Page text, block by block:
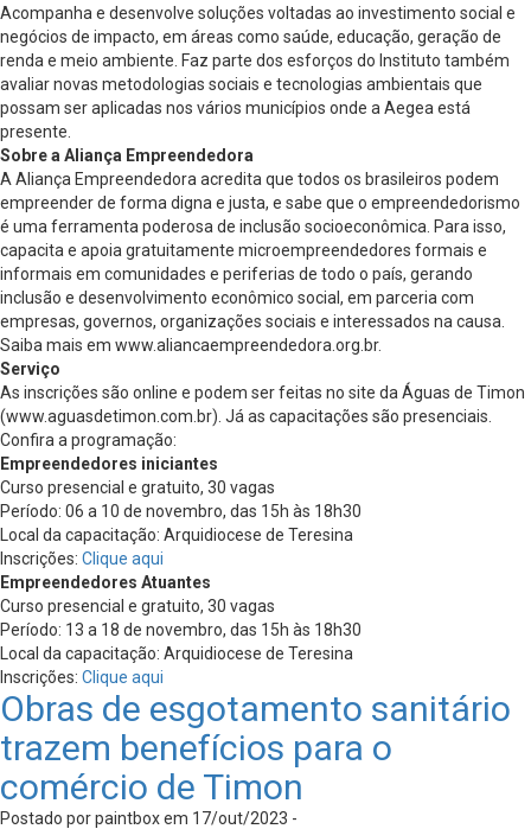
Acompanha e desenvolve soluções voltadas ao investimento social e
negócios de impacto, em áreas como saúde, educação, geração de
renda e meio ambiente. Faz parte dos esforços do Instituto também
avaliar novas metodologias sociais e tecnologias ambientais que
possam ser aplicadas nos vários municípios onde a Aegea está
presente.
Sobre a Aliança Empreendedora
A Aliança Empreendedora acredita que todos os brasileiros podem
empreender de forma digna e justa, e sabe que o empreendedorismo
é uma ferramenta poderosa de inclusão socioeconômica. Para isso,
capacita e apoia gratuitamente microempreendedores formais e
informais em comunidades e periferias de todo o país, gerando
inclusão e desenvolvimento econômico social, em parceria com
empresas, governos, organizações sociais e interessados na causa.
Saiba mais em www.aliancaempreendedora.org.br.
Serviço
As inscrições são online e podem ser feitas no site da Águas de Timon
(www.aguasdetimon.com.br). Já as capacitações são presenciais.
Confira a programação:
Empreendedores iniciantes
Curso presencial e gratuito, 30 vagas
Período: 06 a 10 de novembro, das 15h às 18h30
Local da capacitação: Arquidiocese de Teresina
Inscrições: Clique aqui
Empreendedores Atuantes
Curso presencial e gratuito, 30 vagas
Período: 13 a 18 de novembro, das 15h às 18h30
Local da capacitação: Arquidiocese de Teresina
Inscrições: Clique aqui
Obras de esgotamento sanitário
trazem benefícios para o
comércio de Timon
Postado por paintbox em 17/out/2023 -